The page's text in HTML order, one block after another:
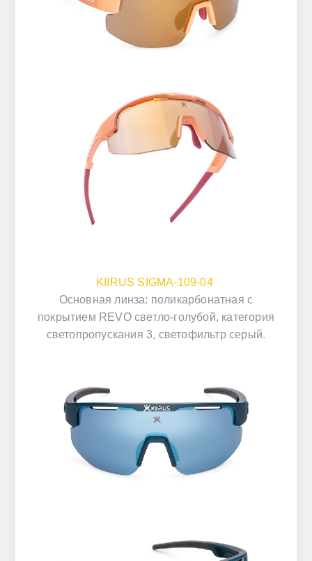
KIIRUS SIGMA-109-04
Основная линза: поликарбонатная с
покрытием REVO светло-голубой, категория
светопропускания 3, светофильтр серый.